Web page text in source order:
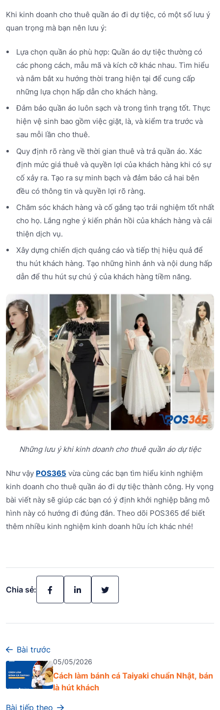
Khi kinh doanh cho thuê quần áo đi dự tiệc, có một số lưu ý
quan trọng mà bạn nên lưu ý:
Lựa chọn quần áo phù hợp: Quần áo dự tiệc thường có
các phong cách, mẫu mã và kích cỡ khác nhau. Tìm hiểu
và nắm bắt xu hướng thời trang hiện tại để cung cấp
những lựa chọn hấp dẫn cho khách hàng.
Đảm bảo quần áo luôn sạch và trong tình trạng tốt. Thực
hiện vệ sinh bao gồm việc giặt, là, và kiểm tra trước và
sau mỗi lần cho thuê.
Quy định rõ ràng về thời gian thuê và trả quần áo. Xác
định mức giá thuê và quyền lợi của khách hàng khi có sự
cố xảy ra. Tạo ra sự minh bạch và đảm bảo cả hai bên
đều có thông tin và quyền lợi rõ ràng.
Chăm sóc khách hàng và cố gắng tạo trải nghiệm tốt nhất
cho họ. Lắng nghe ý kiến phản hồi của khách hàng và cải
thiện dịch vụ.
Xây dựng chiến dịch quảng cáo và tiếp thị hiệu quả để
thu hút khách hàng. Tạo những hình ảnh và nội dung hấp
dẫn để thu hút sự chú ý của khách hàng tiềm năng.
Những lưu ý khi kinh doanh cho thuê quần áo dự tiệc
Như vậy POS365 vừa cùng các bạn tìm hiểu kinh nghiệm
kinh doanh cho thuê quần áo đi dự tiệc thành công. Hy vọng
bài viết này sẽ giúp các bạn có ý định khởi nghiệp bằng mô
hình này có hướng đi đúng đắn. Theo dõi POS365 để biết
thêm nhiều kinh nghiệm kinh doanh hữu ích khác nhé!
Chia sẻ:
Bài trước
05/05/2026
Cách làm bánh cá Taiyaki chuẩn Nhật, bán
là hút khách
Bài tiếp theo